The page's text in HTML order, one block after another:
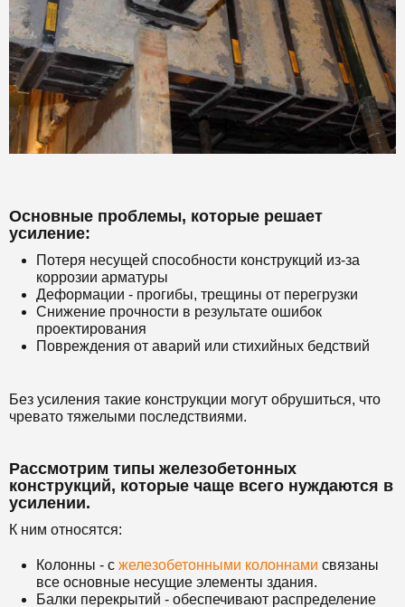
Основные проблемы, которые решает
усиление:
Потеря несущей способности конструкций из-за
коррозии арматуры
Деформации - прогибы, трещины от перегрузки
Снижение прочности в результате ошибок
проектирования
Повреждения от аварий или стихийных бедствий
Без усиления такие конструкции могут обрушиться, что
чревато тяжелыми последствиями.
Рассмотрим типы железобетонных
конструкций, которые чаще всего нуждаются в
усилении.
К ним относятся:
Колонны - с железобетонными колоннами связаны
все основные несущие элементы здания.
Балки перекрытий - обеспечивают распределение